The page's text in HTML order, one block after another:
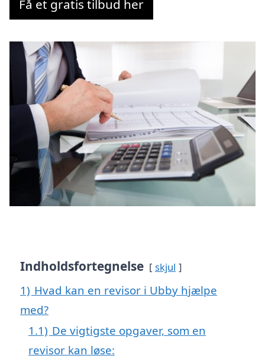
Få et gratis tilbud her
Indholdsfortegnelse skjul
1) Hvad kan en revisor i Ubby hjælpe
med?
1.1) De vigtigste opgaver, som en
revisor kan løse: